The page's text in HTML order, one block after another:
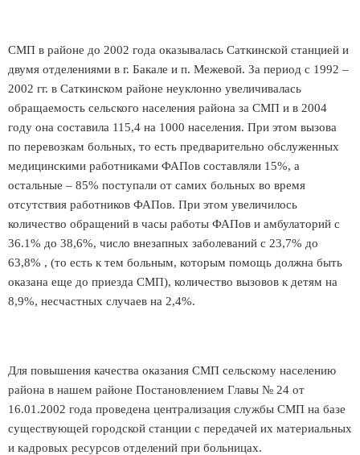
СМП в районе до 2002 года оказывалась Саткинской станцией и
двумя отделениями в г. Бакале и п. Межевой. За период с 1992 –
2002 гг. в Саткинском районе неуклонно увеличивалась
обращаемость сельского населения района за СМП и в 2004
году она составила 115,4 на 1000 населения. При этом вызова
по перевозкам больных, то есть предварительно обслуженных
медицинскими работниками ФАПов составляли 15%, а
остальные – 85% поступали от самих больных во время
отсутствия работников ФАПов. При этом увеличилось
количество обращений в часы работы ФАПов и амбулаторий с
36.1% до 38,6%, число внезапных заболеваний с 23,7% до
63,8% , (то есть к тем больным, которым помощь должна быть
оказана еще до приезда СМП), количество вызовов к детям на
8,9%, несчастных случаев на 2,4%.
Для повышения качества оказания СМП сельскому населению
района в нашем районе Постановлением Главы № 24 от
16.01.2002 года проведена централизация службы СМП на базе
существующей городской станции с передачей их материальных
и кадровых ресурсов отделений при больницах.